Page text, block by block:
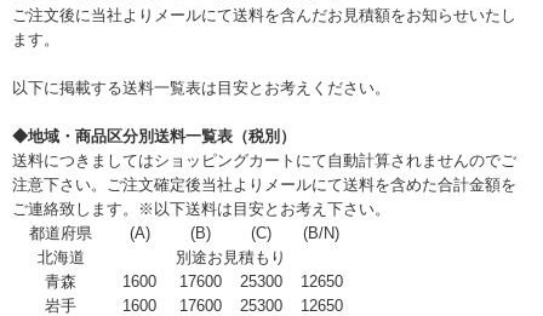
ご注文後に当社よりメールにて送料を含んだお見積額をお知らせいたし
ます。
以下に掲載する送料一覧表は目安とお考えください。
◆地域・商品区分別送料一覧表（税別）
送料につきましてはショッピングカートにて自動計算されませんのでご
注意下さい。ご注文確定後当社よりメールにて送料を含めた合計金額を
ご連絡致します。※以下送料は目安とお考え下さい。
都道府県
(A) (B) (C)
(B/N)
北海道
別途お見積もり
青森
1600 17600 25300
12650
岩手
1600 17600 25300
12650